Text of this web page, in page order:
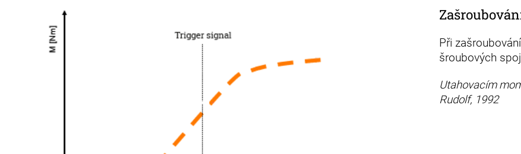
Při
šroubových
Utahovacím
Rudolf, 1992